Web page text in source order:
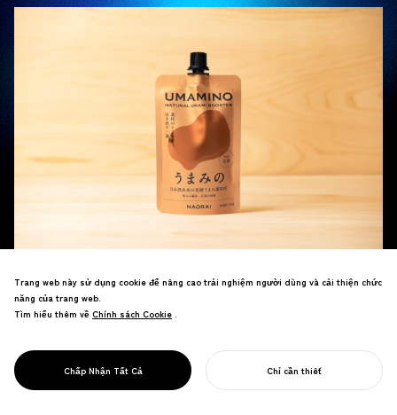
fermented umami seasoning derived from Japanese sake. The product was
launched on Friday, June 12, 2026, by Naorai Inc. (Headquarters: Kure City, Hiroshima
Prefecture; Representative Director: Koichiro Miyake), a company known for producing
Trang web này sử dụng cookie để nâng cao trải nghiệm người dùng và cải thiện chức
năng của trang web.
Tìm hiểu thêm về Chính sách Cookie
Chính sách Cookie .
Chấp Nhận Tất Cả Chỉ cần thiết